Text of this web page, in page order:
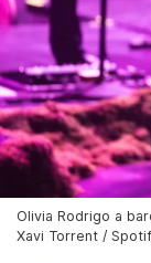
Olivia Rodrigo a
Xavi Torrent /